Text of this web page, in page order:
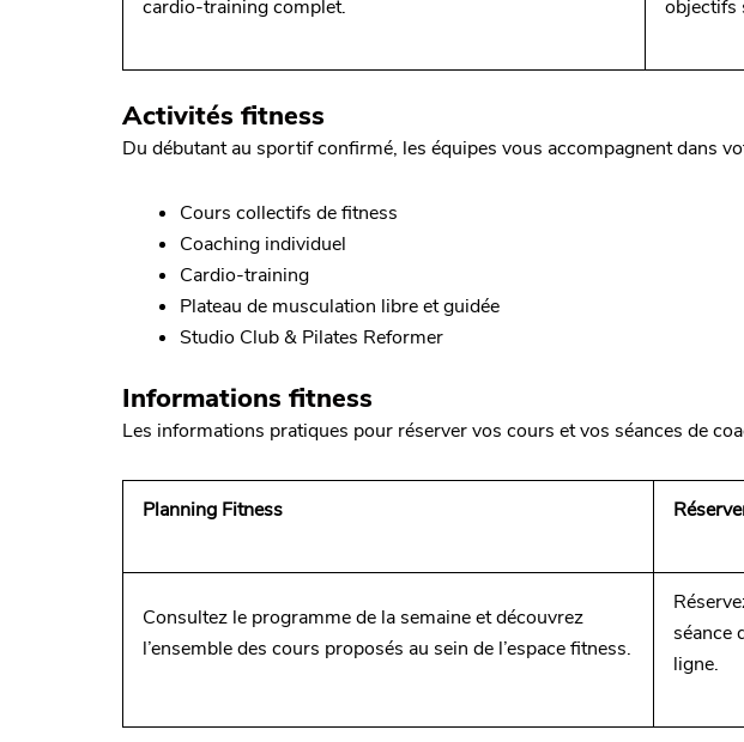
cardio-training complet.
objectifs
Activités fitness
Du débutant au sportif confirmé, les équipes vous accompagnent dans
Cours collectifs de fitness
Coaching individuel
Cardio-training
Plateau de musculation libre et guidée
Studio Club & Pilates Reformer
Informations fitness
Les informations pratiques pour réserver vos cours et vos séances de
Planning Fitness
Consultez le programme de la semaine et découvrez
l’ensemble des cours proposés au sein de l’espace fitness.
séance
ligne.